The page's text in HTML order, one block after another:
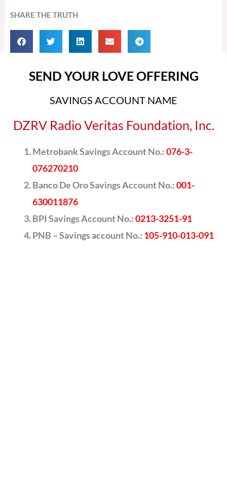
SHARE THE TRUTH
SEND YOUR LOVE OFFERING
SAVINGS ACCOUNT NAME
DZRV Radio Veritas Foundation, Inc.
Metrobank Savings Account No.:076-3-
076270210
Banco De Oro Savings Account No.:001-
630011876
BPI Savings Account No.:0213-3251-91
PNB – Savings account No.: 105-910-013-091